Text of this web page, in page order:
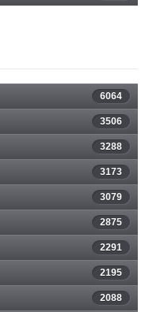
6064
3506
3288
3173
3079
2875
2291
2195
2088